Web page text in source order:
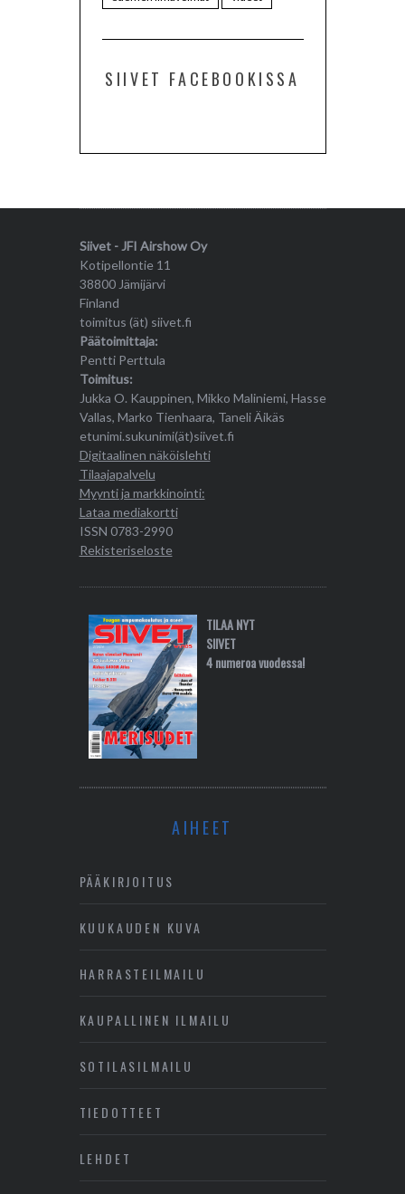
SIIVET FACEBOOKISSA
Siivet - JFI Airshow Oy
Kotipellontie 11
38800 Jämijärvi
Finland
toimitus (ät) siivet.fi
Päätoimittaja:
Pentti Perttula
Toimitus:
Jukka O. Kauppinen, Mikko Maliniemi, Hasse
Vallas, Marko Tienhaara, Taneli Äikäs
etunimi.sukunimi(ät)siivet.fi
Digitaalinen näköislehti
Tilaajapalvelu
Myynti ja markkinointi:
Lataa mediakortti
ISSN 0783-2990
Rekisteriseloste
TILAA NYT
SIIVET
4 numeroa vuodessa!
AIHEET
PÄÄKIRJOITUS
KUUKAUDEN KUVA
HARRASTEILMAILU
KAUPALLINEN ILMAILU
SOTILASILMAILU
TIEDOTTEET
LEHDET